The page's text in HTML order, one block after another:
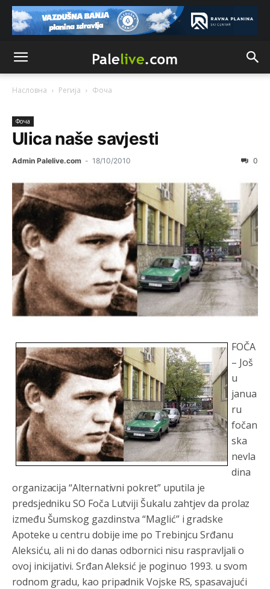
Насловна Регија Фоча
Фоча
Ulica naše savjesti
Admin Palelive.com - 18/10/2010 0
FOČA
– Još
u
janua
ru
fočan
ska
nevla
dina
organizacija “Alternativni pokret” uputila je
predsjedniku SO Foča Lutviji Šukalu zahtjev da prolaz
između Šumskog gazdinstva “Maglić” i gradske
Apoteke u centru dobije ime po Trebinjcu Srđanu
Aleksiću, ali ni do danas odbornici nisu raspravljali o
ovoj inicijativi. Srđan Aleksić je poginuo 1993. u svom
rodnom gradu, kao pripadnik Vojske RS, spasavajući